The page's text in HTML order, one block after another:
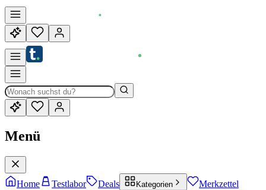
Menü
Home Testlabor Deals Kategorien Merkzettel